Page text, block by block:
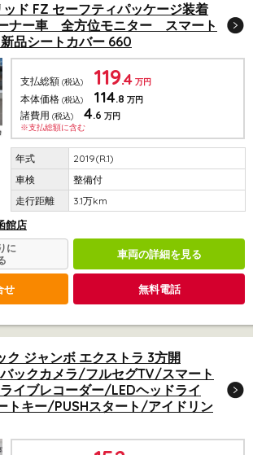
ド FZ セーフティパッケージ装着
ナー車 全方位モニター スマート
シートカバー 660
支払総額 (税込) 119.4 万円
本体価格 (税込) 114.8 万円
諸費用 (税込) 4.6 万円
※支払総額に含む
2019(R.1)
整備付
3.1万km
館店
に
車両の詳細を見る
せ 無料電話
ジャンボ エクストラ 3方開
クカメラ/フルセグTV/スマート
イブレコーダー/LEDヘッドライ
トキー/PUSHスタート/アイドリン